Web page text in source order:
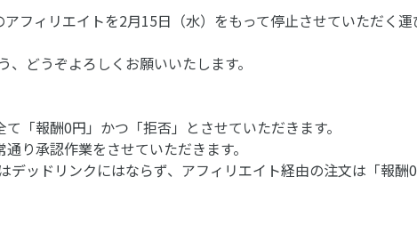
フィリエイトを2月15日（水）をもって停止させていただく運
どうぞよろしくお願いいたします。
「報酬0円」かつ「拒否」とさせていただきます。
り承認作業をさせていただきます。
デッドリンクにはならず、アフィリエイト経由の注文は「報酬